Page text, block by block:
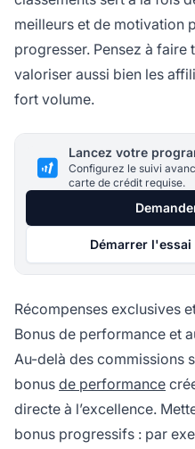
meilleurs et de motivation
progresser. Pensez à
valoriser aussi bien les
fort volume.
Lancez votre
Configurez le suivi
carte de crédit requise.
Démarrer
Récompenses exclusives
Bonus de performance et
Au-delà des commissions
bonus de performance
directe à l’excellence.
bonus progressifs : par